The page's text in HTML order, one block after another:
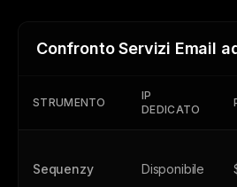
Confronto Servizi Email
STRUMENTO
IP
DEDICATO
Sequenzy Disponibile